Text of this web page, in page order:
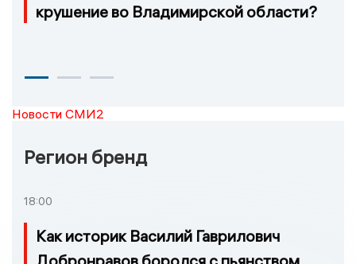
крушение во Владимирской области?
Новости СМИ2
Регион бренд
18:00
Как историк Василий Гаврилович